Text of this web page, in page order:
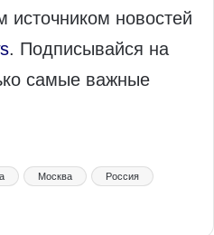
источником новостей
. Подписывайся на
самые важные
Москва Россия